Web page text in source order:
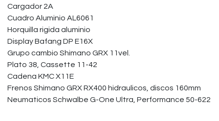
Cargador 2A
Cuadro Aluminio AL6061
Horquilla rigida aluminio
Display Bafang DP E16X
Grupo cambio Shimano GRX 11vel.
Plato 38, Cassette 11-42
Cadena KMC X11E
Frenos Shimano GRX RX400 hidraulicos, discos 160mm
Neumaticos Schwalbe G-One Ultra, Performance 50-622